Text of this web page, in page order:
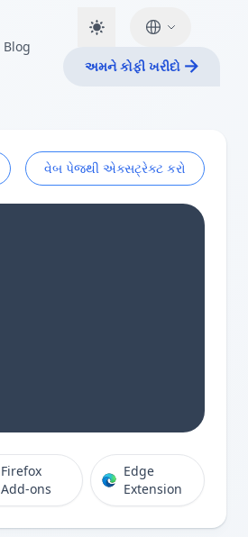
Blog
અમને કોફી ખરીદો
વેબ પેજથી એક્સટ્રેક્ટ કરો
Firefox
Add-ons
Edge
Extension